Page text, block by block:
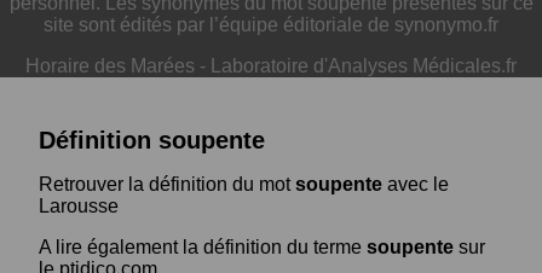
site sont édités par l’équipe éditoriale de synonymo.fr
Horaire des Marées - Laboratoire d'Analyses Médicales.fr
Définition soupente
Retrouver la définition du motsoupente avec le
Larousse
A lire également la définition du terme soupente sur